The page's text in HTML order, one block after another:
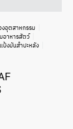
งอุตสาหกรรม
อาหารสัตว์
ป้งมันสำปะหลัง